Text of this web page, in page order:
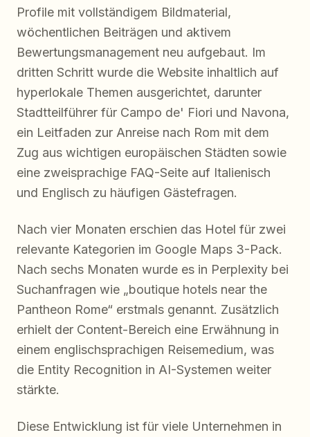
Profile mit vollständigem Bildmaterial,
wöchentlichen Beiträgen und aktivem
Bewertungsmanagement neu aufgebaut. Im
dritten Schritt wurde die Website inhaltlich auf
hyperlokale Themen ausgerichtet, darunter
Stadtteilführer für Campo de' Fiori und Navona,
ein Leitfaden zur Anreise nach Rom mit dem
Zug aus wichtigen europäischen Städten sowie
eine zweisprachige FAQ-Seite auf Italienisch
und Englisch zu häufigen Gästefragen.
Nach vier Monaten erschien das Hotel für zwei
relevante Kategorien im Google Maps 3-Pack.
Nach sechs Monaten wurde es in Perplexity bei
Suchanfragen wie „boutique hotels near the
Pantheon Rome“ erstmals genannt. Zusätzlich
erhielt der Content-Bereich eine Erwähnung in
einem englischsprachigen Reisemedium, was
die Entity Recognition in AI-Systemen weiter
stärkte.
Diese Entwicklung ist für viele Unternehmen in